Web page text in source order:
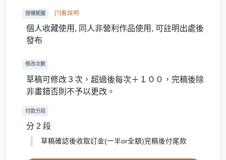
授權範圍 [?]看說明
個人收藏使用, 同人非營利作品使用, 可註明出處後
發布
修改次數
草稿可修改３次，超過後每次＋１００，完稿後除
非畫錯否則不予以更改。
付款分段
分 2 段
草稿確認後收取訂金(一半or全額)完稿後付尾款